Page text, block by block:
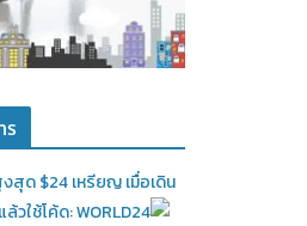
สุด $24 เหรียญ เมื่อเดิน
วใช้โค้ด: WORLD24